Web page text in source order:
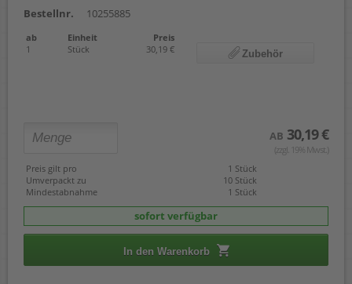
Bestellnr.
10255885
ab Einheit
Preis
1
Stück 30,19 € Zubehör
AB 30,19 €
(zzgl. 19% Mwst.)
Preis gilt pro
1 Stück
Umverpackt zu
10 Stück
Mindestabnahme
1 Stück
sofort verfügbar
In den Warenkorb